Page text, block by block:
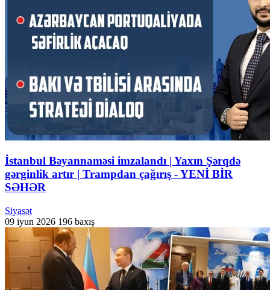
İstanbul Bəyannaməsi imzalandı | Yaxın Şərqdə
gərginlik artır | Trampdan çağırış - YENİ BİR
SƏHƏR
Siyasət
09 iyun 2026 196 baxış